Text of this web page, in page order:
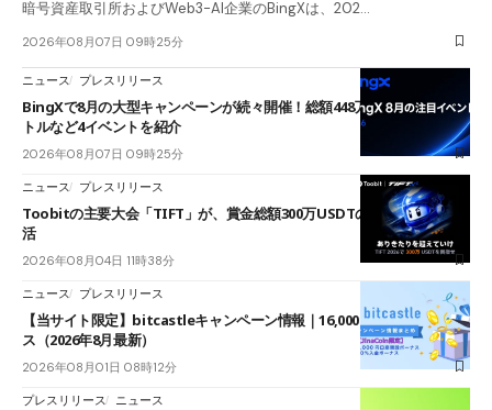
暗号資産取引所およびWeb3-AI企業のBingXは、202…
2026年08月07日 09時25分
ニュース プレスリリース
BingXで8月の大型キャンペーンが続々開催！総額448万USDT超のAIバ
トルなど4イベントを紹介
2026年08月07日 09時25分
ニュース プレスリリース
Toobitの主要大会「TIFT」が、賞金総額300万USDTのレースとして復
活
2026年08月04日 11時38分
ニュース プレスリリース
【当サイト限定】bitcastleキャンペーン情報｜16,000円口座開設ボーナ
ス（2026年8月最新）
2026年08月01日 08時12分
プレスリリース ニュース